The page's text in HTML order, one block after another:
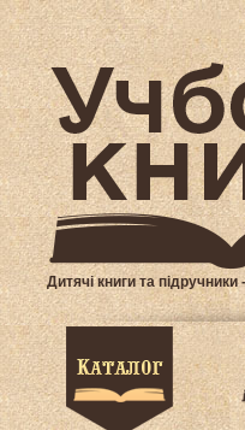
Дитячі книги та підручники